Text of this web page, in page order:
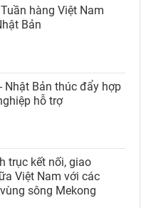
hàng Việt Nam
Bản
Nhật Bản thúc đẩy hợp
hỗ trợ
trục kết nối, giao
Việt Nam với các
sông Mekong